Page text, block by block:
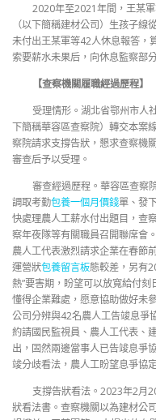
2020年至2021年間，王某
（以下簡稱建材公司）生孩子
未付出王某軍等42人休息報答，
索要薪水未果后，向休息監察部
【查察機關履職經過歷程】
受理情形。湖北省鄂州市人
下簡稱華容區查察院）轉交本案
察院請求支撐告狀，懇求查察機
審查后予以受理。
審查經過歷程。華容區查察
調取考勤包養一個月價錢單、發
快處理農人工薪水付出題目，查
察年夜隊等有關職員召開聯席會
農人工代表激烈請求企業在春節
運營狀包養留言板態較差，另有
熱”要害期，盼望可以放寬給付
懂得企業難處，愿意協助做好未
公司分辨與42名農人工告竣息爭
約請國民監視員、農人工代表、
出，固然兩邊當事人已告竣息爭
竣分歧看法，農人工盼望息爭協
支撐告狀看法。2023年2月
狀看法書。查察機關以為建材公